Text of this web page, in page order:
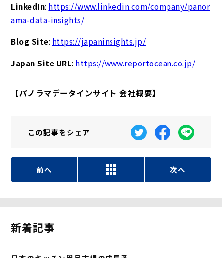
LinkedIn: https://www.linkedin.com/company/panor
ama-data-insights/
Blog Site: https://japaninsights.jp/
Japan Site URL: https://www.reportocean.co.jp/
【パノラマデータインサイト 会社概要】
この記事をシェア
前へ 次へ
新着記事